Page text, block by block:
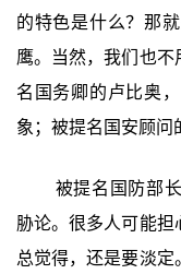
的特色是什么？那
鹰。当然，我们也不
名国务卿的卢比奥
象；被提名国安顾问
被提名国防部
胁论。很多人可能
总觉得，还是要淡定